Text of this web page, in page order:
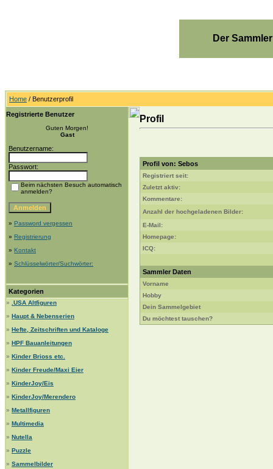
Der
Home / Benutzerprofil
Registrierte Benutzer
Guten Morgen!
Gast
Benutzername:
Passwort:
Beim nächsten Besuch automatisch
anmelden?
» Password vergessen
» Registrierung
» Kontakt
» Schlüsselwörter/Suchwörter:
Kategorien
»
.USA Altfiguren
» Haupt & Nebenserien
» Hefte, Zeitschriften und Kataloge
» HPF Bauanleitungen
» Kinder Brioss etc.
» Kinder Freude/Maxi Eier
» KinderJoy/Eis
» KinderJoy/Merendero
» Metallfiguren
» Multimedia
» Nutella
» Puzzle
» Sammelbilder
Profil
Profil von: Sebos
Registriert seit:
Zuletzt aktiv:
Kommentare:
Anzahl der hochgeladenen Bilder:
E-Mail:
Homepage:
ICQ:
Sammler Daten
Vorname
Hobby
Dein Sammelgebiet
Du möchtest tauschen?